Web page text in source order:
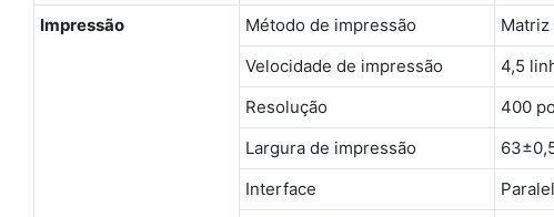
Impressão
Método de impressão
Velocidade de impressão
4,5
Resolução
400
Largura de impressão
Interface